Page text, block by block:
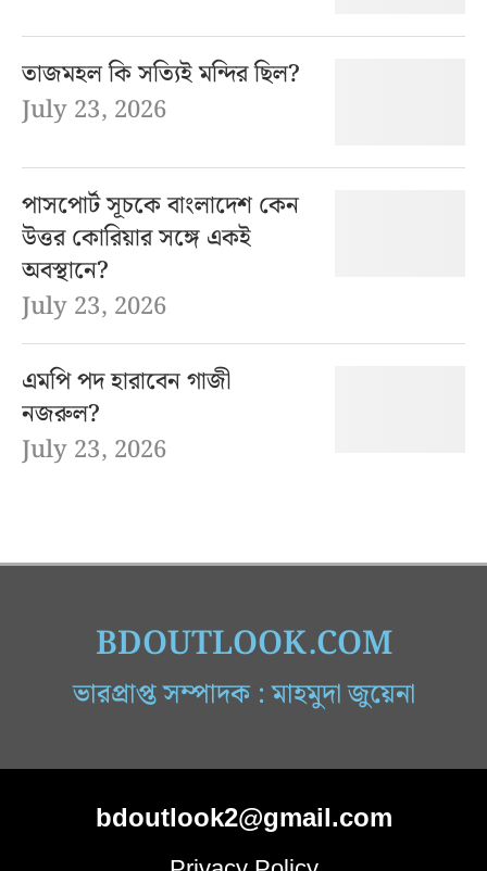
তাজমহল কি সত্যিই মন্দির ছিল?
July 23, 2026
পাসপোর্ট সূচকে বাংলাদেশ কেন
উত্তর কোরিয়ার সঙ্গে একই
অবস্থানে?
July 23, 2026
এমপি পদ হারাবেন গাজী
নজরুল?
July 23, 2026
BDOUTLOOK.COM
ভারপ্রাপ্ত সম্পাদক : মাহমুদা জুয়েনা
bdoutlook2@gmail.com